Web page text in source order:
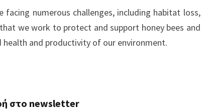
facing numerous challenges, including habitat loss,
we work to protect and support honey bees and
and productivity of our environment.
στο newsletter